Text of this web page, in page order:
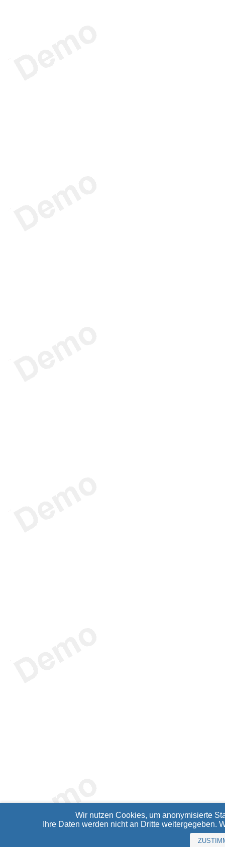
Wir nutzen Cookies, um anonymisierte
Ihre Daten werden nicht an Dritte weitergegeben.